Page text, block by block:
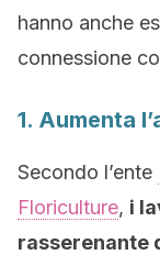
hanno anche
connessione
1. Aumenta
Secondo l’ente
Floriculture, i
rasserenante